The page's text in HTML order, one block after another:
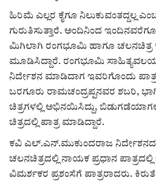
ಹಿರಿಮೆ ಎಲ್ಲರ ಕೈಗೂ ನಿಲುಕುವಂತದ್ದಲ್ಲ
ಗುರುತಿಸುತ್ತಾರೆ. ಅಂದಿನಿಂದ
ಮಿಗಿಲಾಗಿ ರಂಗಭೂಮಿ ಹಾಗೂ ಚಲನಚಿತ್ರ
ಮೂಡಿಸಿದ್ದಾರೆ. ರಂಗಭೂಮಿ
ನಿರ್ದೇಶನ ಮಾಡಿದಾಗ ಇವರಿಗೊಂದು ಪಾತ್ರ
ಬರಗೂರು ರಾಮಚಂದ್ರಪ್ಪನವರ ಶಬರಿ,
ಚಿತ್ರಗಳಲ್ಲಿ ಅಭಿನಯಿಸಿದ್ದು,
ಚಿತ್ರದಲ್ಲಿ ಪಾತ್ರ ಮಾಡಿದ್ದಾರೆ.
ಕವಿ ಎಲ್.ಎನ್.ಮುಕುಂದರಾಜ
ಚಲನಚಿತ್ರದಲ್ಲಿ ನಾಯಕ ಪ್ರಧಾನ ಪಾತ್ರದಲ್ಲಿ
ವಿಮರ್ಶಕರ ಪ್ರಶಂಸೆಗೆ ಪಾತ್ರರಾದರು.